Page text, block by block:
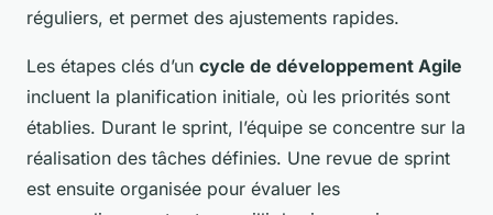
réguliers, et permet des ajustements rapides.
Les étapes clés d’un cycle de développement Agile
incluent la planification initiale, où les priorités sont
établies. Durant le sprint, l’équipe se concentre sur la
réalisation des tâches définies. Une revue de sprint
est ensuite organisée pour évaluer les